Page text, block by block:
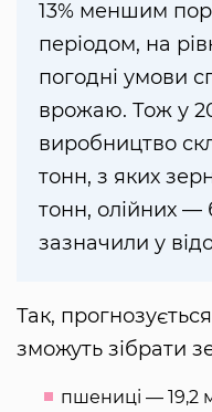
13% меншим
періодом, на
погодні умови
врожаю. Тож у
виробництво
тонн, з яких
тонн, олійних —
зазначили у
Так,
зможуть зібрати
пшениці — 19,2